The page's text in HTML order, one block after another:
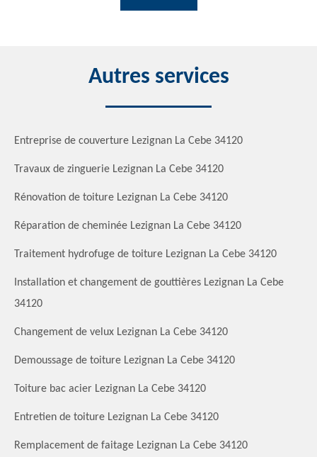
Autres services
Entreprise de couverture Lezignan La Cebe 34120
Travaux de zinguerie Lezignan La Cebe 34120
Rénovation de toiture Lezignan La Cebe 34120
Réparation de cheminée Lezignan La Cebe 34120
Traitement hydrofuge de toiture Lezignan La Cebe 34120
Installation et changement de gouttières Lezignan La Cebe
34120
Changement de velux Lezignan La Cebe 34120
Demoussage de toiture Lezignan La Cebe 34120
Toiture bac acier Lezignan La Cebe 34120
Entretien de toiture Lezignan La Cebe 34120
Remplacement de faitage Lezignan La Cebe 34120